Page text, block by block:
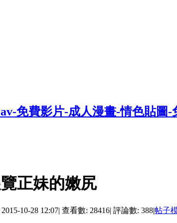
正妹的嫩尻
10-28 12:07| 查看數: 28416| 評論數: 388|帖子